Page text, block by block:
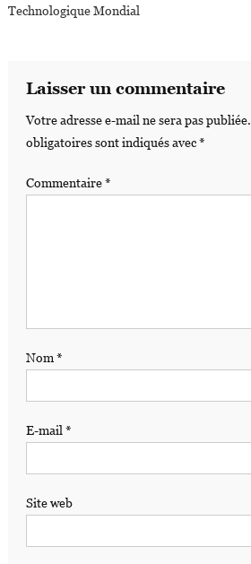
Technologique Mondial
Laisser un commentaire
Votre adresse e-mail ne sera pas publiée.
obligatoires sont indiqués avec*
Commentaire*
Nom*
E-mail *
Site web